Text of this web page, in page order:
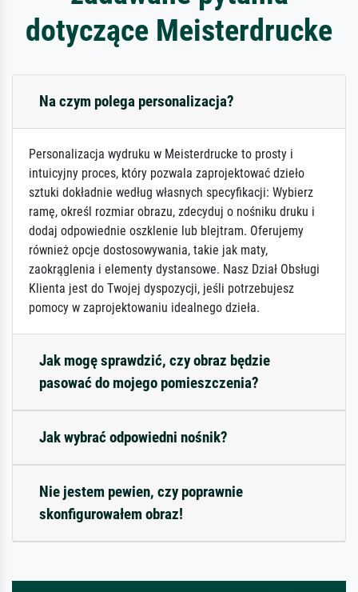
dotyczące Meisterdrucke
Na czym polega personalizacja?
Personalizacja wydruku w Meisterdrucke to prosty i
intuicyjny proces, który pozwala zaprojektować dzieło
sztuki dokładnie według własnych specyfikacji: Wybierz
ramę, określ rozmiar obrazu, zdecyduj o nośniku druku i
dodaj odpowiednie oszklenie lub blejtram. Oferujemy
również opcje dostosowywania, takie jak maty,
zaokrąglenia i elementy dystansowe. Nasz Dział Obsługi
Klienta jest do Twojej dyspozycji, jeśli potrzebujesz
pomocy w zaprojektowaniu idealnego dzieła.
Jak mogę sprawdzić, czy obraz będzie
pasować do mojego pomieszczenia?
Jak wybrać odpowiedni nośnik?
Nie jestem pewien, czy poprawnie
skonfigurowałem obraz!